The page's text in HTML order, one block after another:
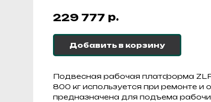
229 777 р.
Добавить в корзину
Подвесная рабочая платформа
800 кг используется при ремонте
предназначена для подъема